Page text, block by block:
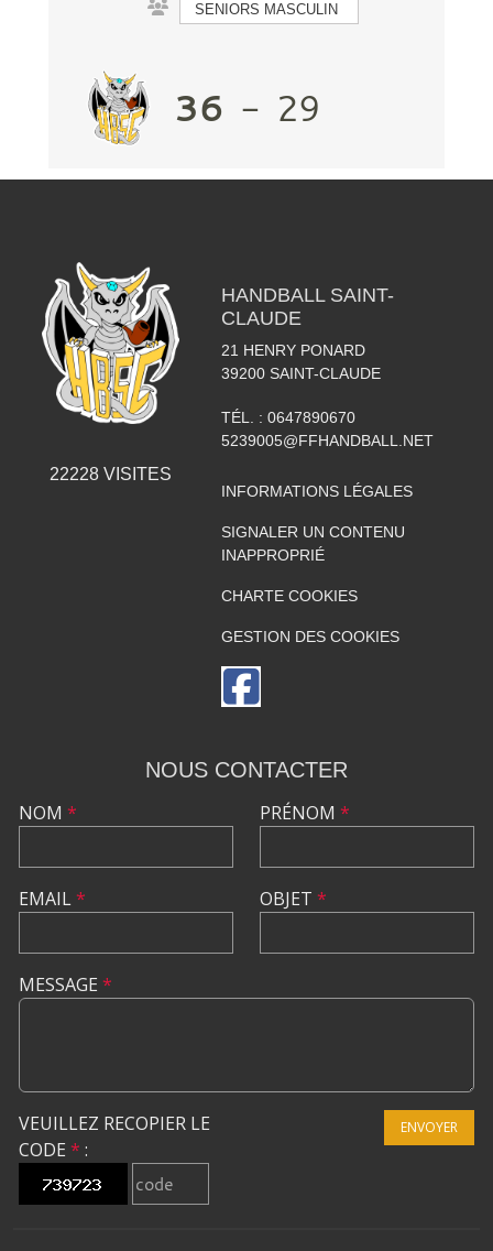
SENIORS MASCULIN
36 - 29
22228VISITES
HANDBALL SAINT-
CLAUDE
21 HENRY PONARD
39200 SAINT-CLAUDE
TÉL. : 0647890670
5239005@FFHANDBALL.NET
INFORMATIONS LÉGALES
SIGNALER UN CONTENU
INAPPROPRIÉ
CHARTE COOKIES
GESTION DES COOKIES
NOUS CONTACTER
NOM *
EMAIL*
PRÉNOM *
OBJET *
MESSAGE *
VEUILLEZ RECOPIER LE
CODE * :
ENVOYER